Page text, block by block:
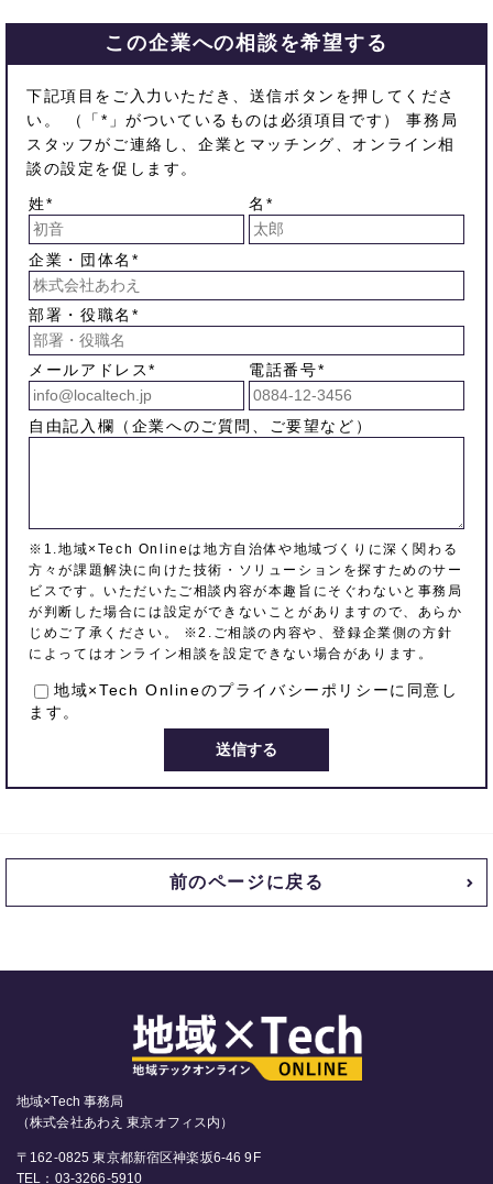
この企業への相談を希望する
下記項目をご入力いただき、送信ボタンを押してくださ
い。 （「*」がついているものは必須項目です） 事務局
スタッフがご連絡し、企業とマッチング、オンライン相
談の設定を促します。
姓*
名*
企業・団体名*
部署・役職名*
メールアドレス* 電話番号*
自由記入欄（企業へのご質問、ご要望など）
※1.地域×Tech Onlineは地方自治体や地域づくりに深く関わる
方々が課題解決に向けた技術・ソリューションを探すためのサー
ビスです。いただいたご相談内容が本趣旨にそぐわないと事務局
が判断した場合には設定ができないことがありますので、あらか
じめご了承ください。 ※2.ご相談の内容や、登録企業側の方針
によってはオンライン相談を設定できない場合があります。
地域×Tech Onlineのプライバシーポリシーに同意し
ます。
前のページに戻る
地域×Tech 事務局
（株式会社あわえ 東京オフィス内）
〒162-0825 東京都新宿区神楽坂6-46 9F
TEL：03-3266-5910